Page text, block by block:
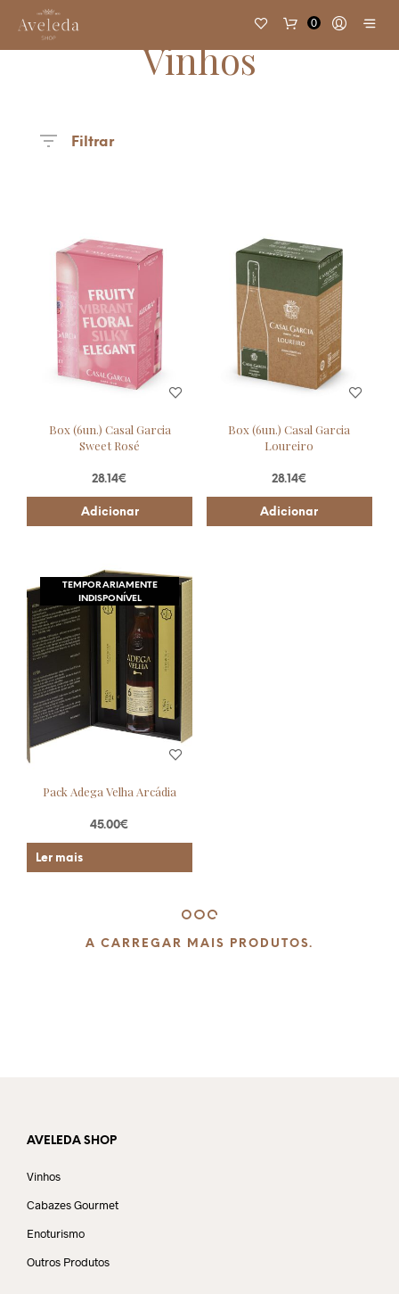
0
Vinhos
Filtrar
Box (6un.) Casal Garcia
Sweet Rosé
28.14€
Adicionar
Box (6un.) Casal Garcia
Loureiro
28.14€
Adicionar
TEMPORARIAMENTE
INDISPONÍVEL
Pack Adega Velha Arcádia
45.00€
Ler mais
A CARREGAR MAIS PRODUTOS.
AVELEDA SHOP
Vinhos
Cabazes Gourmet
Enoturismo
Outros Produtos